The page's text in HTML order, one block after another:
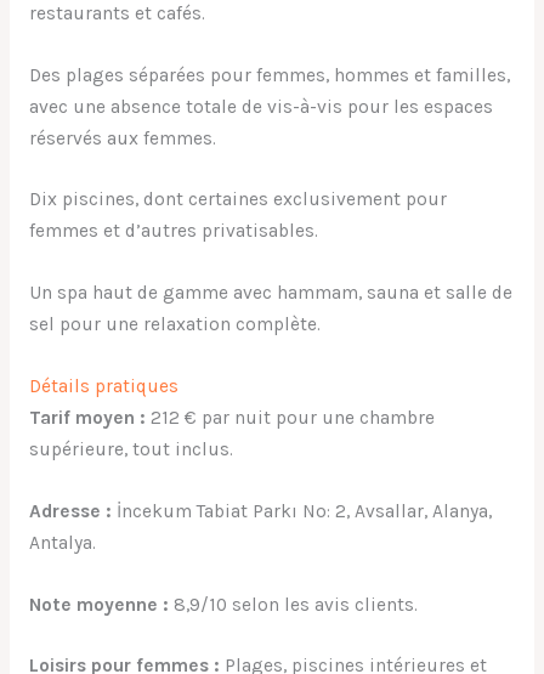
restaurants et cafés.
Des plages séparées pour femmes, hommes et familles,
avec une absence totale de vis-à-vis pour les espaces
réservés aux femmes.
Dix piscines, dont certaines exclusivement pour
femmes et d’autres privatisables.
Un spa haut de gamme avec hammam, sauna et salle de
sel pour une relaxation complète.
Détails pratiques
Tarif moyen : 212 € par nuit pour une chambre
supérieure, tout inclus.
Adresse : İncekum Tabiat Parkı No: 2, Avsallar, Alanya,
Antalya.
Note moyenne : 8,9/10 selon les avis clients.
Loisirs pour femmes : Plages, piscines intérieures et